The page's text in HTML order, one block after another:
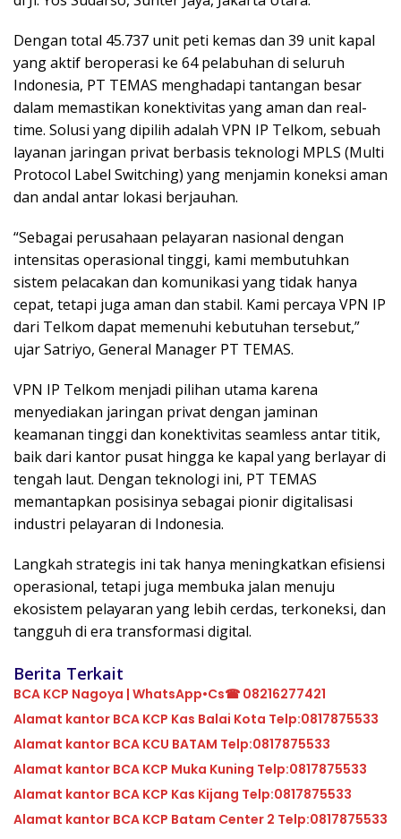
Dengan total 45.737 unit peti kemas dan 39 unit kapal
yang aktif beroperasi ke 64 pelabuhan di seluruh
Indonesia, PT TEMAS menghadapi tantangan besar
dalam memastikan konektivitas yang aman dan real-
time. Solusi yang dipilih adalah VPN IP Telkom, sebuah
layanan jaringan privat berbasis teknologi MPLS (Multi
Protocol Label Switching) yang menjamin koneksi aman
dan andal antar lokasi berjauhan.
“Sebagai perusahaan pelayaran nasional dengan
intensitas operasional tinggi, kami membutuhkan
sistem pelacakan dan komunikasi yang tidak hanya
cepat, tetapi juga aman dan stabil. Kami percaya VPN IP
dari Telkom dapat memenuhi kebutuhan tersebut,”
ujar Satriyo, General Manager PT TEMAS.
VPN IP Telkom menjadi pilihan utama karena
menyediakan jaringan privat dengan jaminan
keamanan tinggi dan konektivitas seamless antar titik,
baik dari kantor pusat hingga ke kapal yang berlayar di
tengah laut. Dengan teknologi ini, PT TEMAS
memantapkan posisinya sebagai pionir digitalisasi
industri pelayaran di Indonesia.
Langkah strategis ini tak hanya meningkatkan efisiensi
operasional, tetapi juga membuka jalan menuju
ekosistem pelayaran yang lebih cerdas, terkoneksi, dan
tangguh di era transformasi digital.
Berita Terkait
BCA KCP Nagoya | WhatsApp•Cs☎ 08216277421
Alamat kantor BCA KCP Kas Balai Kota Telp:0817875533
Alamat kantor BCA KCU BATAM Telp:0817875533
Alamat kantor BCA KCP Muka Kuning Telp:0817875533
Alamat kantor BCA KCP Kas Kijang Telp:0817875533
Alamat kantor BCA KCP Batam Center 2 Telp:0817875533